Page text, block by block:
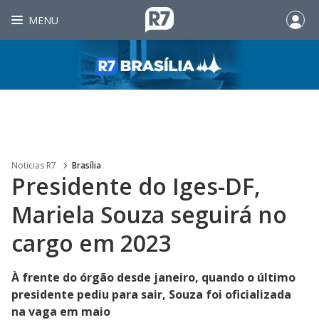
MENU
Noticias R7 Brasília
Presidente do Iges-DF,
Mariela Souza seguirá no
cargo em 2023
À frente do órgão desde janeiro, quando o último
presidente pediu para sair, Souza foi oficializada
na vaga em maio